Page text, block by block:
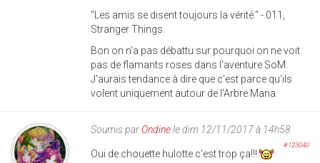
"Les amis se disent toujours la vérité." - 011,
Stranger Things.
Bon on n'a pas débattu sur pourquoi on ne voit
pas de flamants roses dans l'aventure SoM.
J'aurais tendance à dire que c'est parce qu'ils
volent uniquement autour de l'Arbre Mana.
Soumis parOndinele dim 12/11/2017 à 14h58
#123040
Oui de chouette hulotte c'est trop ça!!!